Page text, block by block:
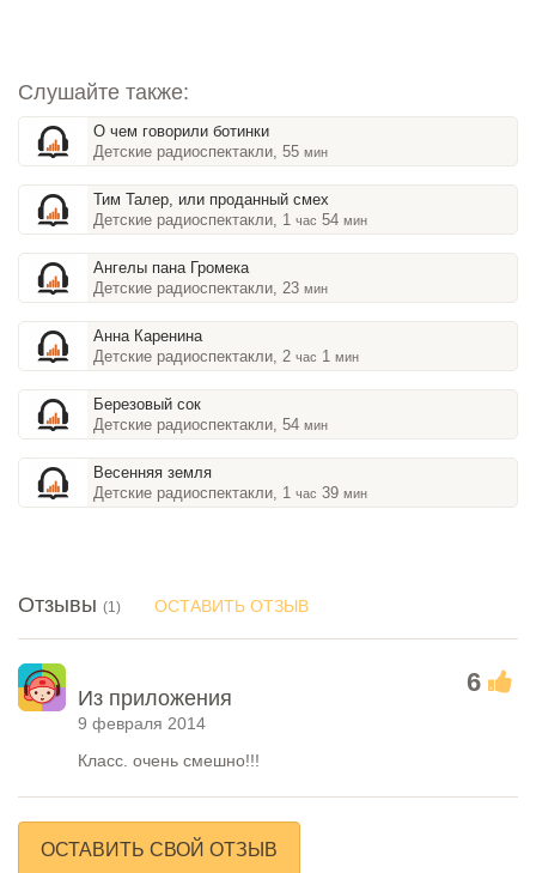
Слушайте также:
О чем говорили ботинки
Детские радиоспектакли, 55мин
Тим Талер, или проданный смех
Детские радиоспектакли, 1час 54мин
Ангелы пана Громека
Детские радиоспектакли, 23мин
Анна Каренина
Детские радиоспектакли, 2час 1мин
Березовый сок
Детские радиоспектакли, 54мин
Весенняя земля
Детские радиоспектакли, 1час 39мин
Отзывы (1) ОСТАВИТЬ ОТЗЫВ
6
Из приложения
9 февраля 2014
Класс. очень смешно!!!
ОСТАВИТЬ СВОЙ ОТЗЫВ